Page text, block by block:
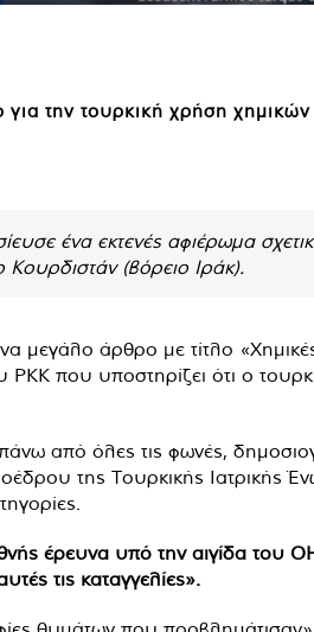
την τουρκική χρήση
ένα εκτενές αφιέρωμα
(βόρειο Ιράκ).
άρθρο με τίτλο
που υποστηρίζει ότι ο
από όλες τις φωνές,
της Τουρκικής Ιατρικής
έρευνα υπό την αιγίδα
τις καταγγελίες».